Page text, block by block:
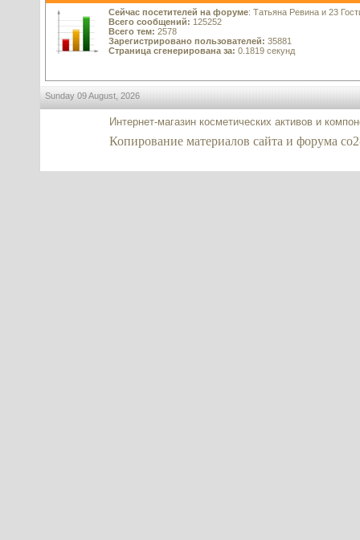
Сейчас посетителей на форуме: Татьяна Ревина и 23
Всего сообщений: 125252
Всего тем: 2578
Зарегистрировано пользователей: 35881
Страница сгенерирована за: 0.1819 секунд
Sunday 09 August, 2026
Интернет-магазин косметических активов и
Копирование материалов сайта и форума